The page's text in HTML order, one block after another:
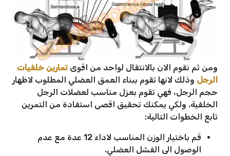
ومن ثم نقوم الان بالانتقال لواحد من اقوى تمارين خلفيات
الرجل وذلك لانها تقوم ببناء العمق العضلي المطلوب لاظهار
حجم الرجل، فهي تقوم بعزل مناسب لعضلات الرجل
الخلفية. ولكي يمكنك تحقيق اقصى استفادة من التمرين
تابع الخطوات التالية:
قم باختيار الوزن المناسب لاداء 12 عدة مع عدم
الوصول الى الفشل العضلي.